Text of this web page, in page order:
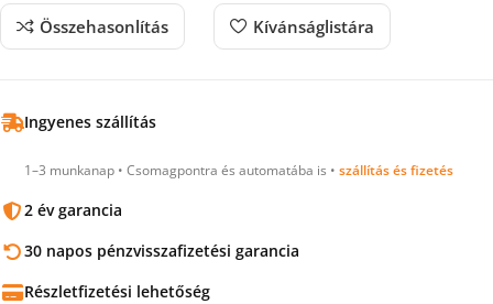
Összehasonlítás Kívánságlistára
Ingyenes szállítás
1–3 munkanap • Csomagpontra és automatába is • szállítás és fizetés
2 év garancia
30 napos pénzvisszafizetési garancia
Részletfizetési lehetőség